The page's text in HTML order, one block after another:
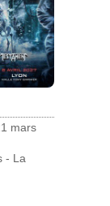
mars
- La